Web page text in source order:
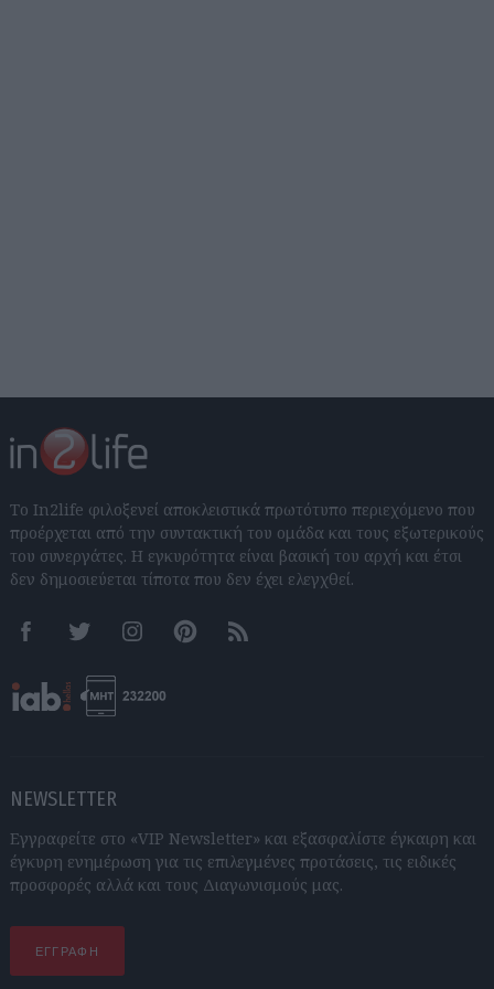
Το In2life φιλοξενεί αποκλειστικά πρωτότυπο περιεχόμενο που
προέρχεται από την συντακτική του ομάδα και τους εξωτερικούς
του συνεργάτες. Η εγκυρότητα είναι βασική του αρχή και έτσι
δεν δημοσιεύεται τίποτα που δεν έχει ελεγχθεί.
FacebookTwitter InstagramPinterestRSS feeds
NEWSLETTER
Εγγραφείτε στο «VIP Newsletter» και εξασφαλίστε έγκαιρη και
έγκυρη ενημέρωση για τις επιλεγμένες προτάσεις, τις ειδικές
προσφορές αλλά και τους Διαγωνισμούς μας.
ΕΓΓΡΑΦΗ